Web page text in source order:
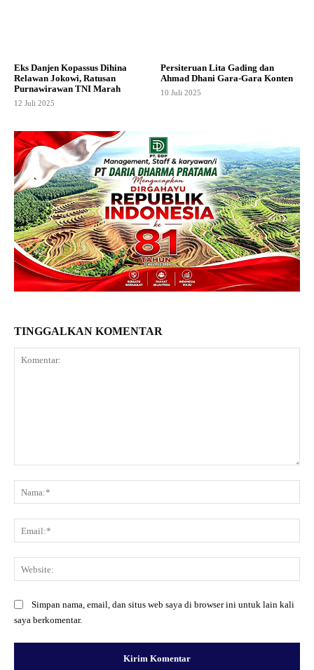
Eks Danjen Kopassus Dihina
Relawan Jokowi, Ratusan
Purnawirawan TNI Marah
12 Juli 2025
Persiteruan Lita Gading dan
Ahmad Dhani Gara-Gara Konten
10 Juli 2025
TINGGALKAN KOMENTAR
Simpan nama, email, dan situs web saya di browser ini untuk lain kali
saya berkomentar.